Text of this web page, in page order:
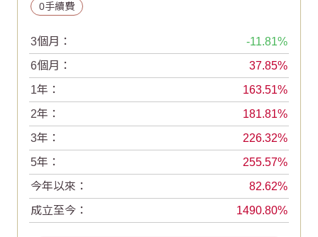
0手續費
3個月：
-11.81
6個月：
37.85
1年：
163.51
2年：
181.81
3年：
226.32
5年：
255.57
今年以來：
82.62
成立至今：
1490.80